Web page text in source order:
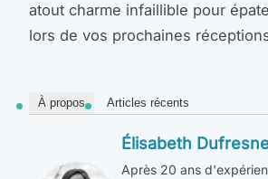
atout charme infaillible pour
lors de vos prochaines
À propos Articles récents
Élisabeth
Après 20 ans